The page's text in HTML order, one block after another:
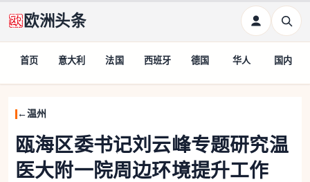
欧洲头条
首页 意大利 法国 西班牙 德国 华人 国内
温州
瓯海区委书记刘云峰专题研究温
医大附一院周边环境提升工作